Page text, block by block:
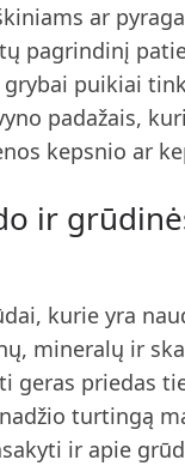
ar
pagrindinį
puikiai
padažais,
kepsnio ar
ir
kurie yra
mineralų ir
geras priedas
turtingą
ir apie